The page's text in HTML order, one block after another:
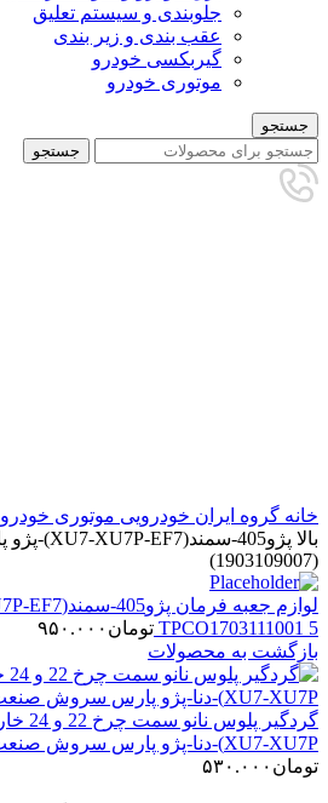
جلوبندی و سیستم تعلیق
عقب بندی و زیر بندی
گیربکسی خودرو
موتوری خودرو
جستجو
جستجو
خانه گروه ایران خودرویی موتوری خودرو
(1903109007)
5 TPCO1703111001
تومان ۹۵۰.۰۰۰
بازگشت به محصولات
XU7-XU7P)-دنا-پژو پارس سروش صنعت(1000005)
تومان ۵۳۰.۰۰۰